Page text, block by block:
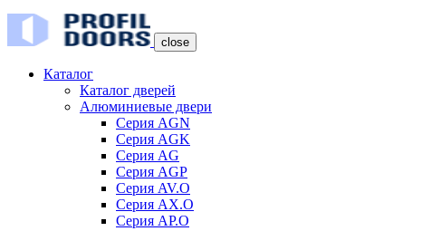
close
Каталог
Каталог дверей
Алюминиевые двери
Серия AGN
Серия AGK
Серия AG
Серия AGP
Серия AV.O
Серия AX.O
Серия AP.O